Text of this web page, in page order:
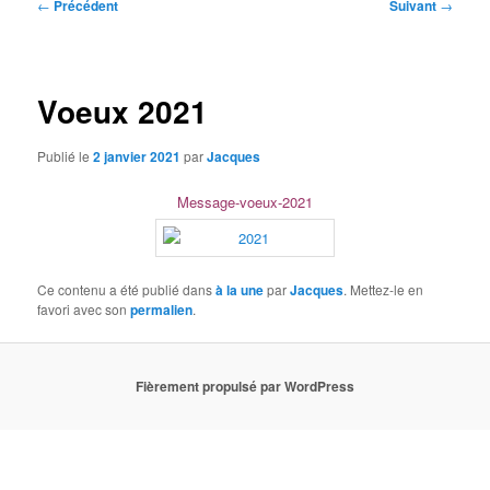
← Précédent Suivant →
Voeux 2021
Publié le2 janvier 2021 parJacques
Message-voeux-2021
Ce contenu a été publié dansà la uneparJacques. Mettez-le en
favori avec sonpermalien.
Fièrement propulsé par WordPress